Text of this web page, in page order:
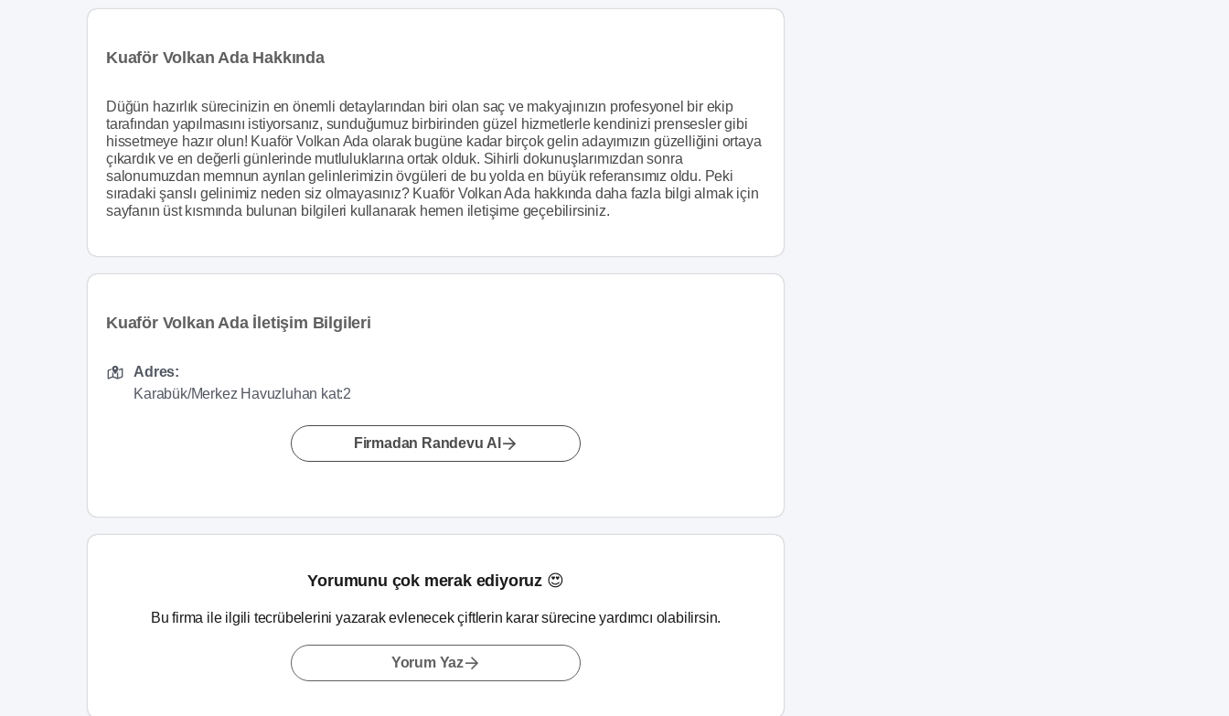
Kuaför Volkan Ada Hakkında
Düğün hazırlık sürecinizin en önemli detaylarından biri olan saç ve makyajınızın profesyonel bir ekip
tarafından yapılmasını istiyorsanız, sunduğumuz birbirinden güzel hizmetlerle kendinizi prensesler gibi
hissetmeye hazır olun! Kuaför Volkan Ada olarak bugüne kadar birçok gelin adayımızın güzelliğini ortaya
çıkardık ve en değerli günlerinde mutluluklarına ortak olduk. Sihirli dokunuşlarımızdan sonra
salonumuzdan memnun ayrılan gelinlerimizin övgüleri de bu yolda en büyük referansımız oldu. Peki
sıradaki şanslı gelinimiz neden siz olmayasınız? Kuaför Volkan Ada hakkında daha fazla bilgi almak için
sayfanın üst kısmında bulunan bilgileri kullanarak hemen iletişime geçebilirsiniz.
Kuaför Volkan Ada İletişim Bilgileri
Adres:
Karabük/Merkez Havuzluhan kat:2
Firmadan Randevu Al
Yorumunu çok merak ediyoruz 😍
Bu firma ile ilgili tecrübelerini yazarak evlenecek çiftlerin karar sürecine yardımcı olabilirsin.
Yorum Yaz